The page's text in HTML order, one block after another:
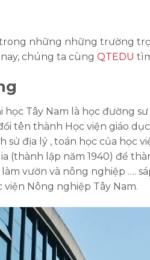
những những trường
chúng ta cùng QTEDU
Tây Nam là học đường
tên thành Học viện giáo
sử địa lý , toán học của học
(thành lập năm 1940) để
làm vườn và nông nghiệp ….
viện Nông nghiệp Tây Nam.